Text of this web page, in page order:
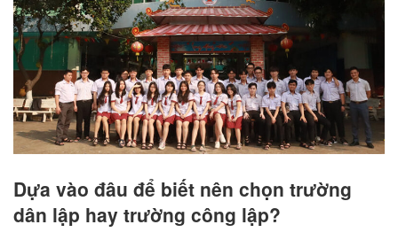
Dựa vào đâu để biết nên chọn trường
dân lập hay trường công lập?